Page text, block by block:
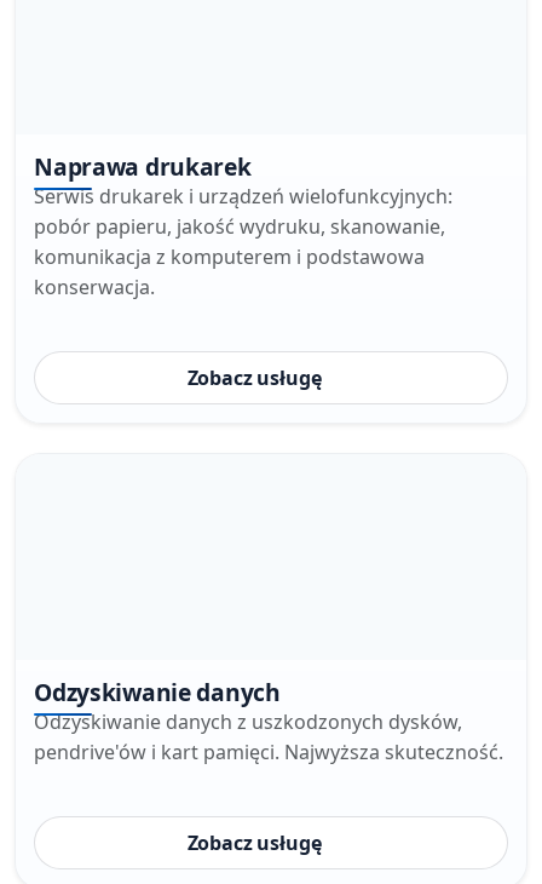
Naprawa drukarek
Serwis drukarek i urządzeń wielofunkcyjnych:
pobór papieru, jakość wydruku, skanowanie,
komunikacja z komputerem i podstawowa
konserwacja.
Zobacz usługę
Odzyskiwanie danych
Odzyskiwanie danych z uszkodzonych dysków,
pendrive'ów i kart pamięci. Najwyższa skuteczność.
Zobacz usługę